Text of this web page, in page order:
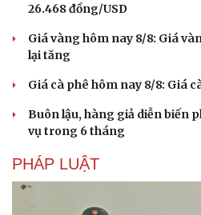
26.468 đồng/USD
Giá vàng hôm nay 8/8: Giá
lại tăng
Giá cà phê hôm nay 8/8: Giá
Buôn lậu, hàng giả diễn biến
vụ trong 6 tháng
PHÁP LUẬT